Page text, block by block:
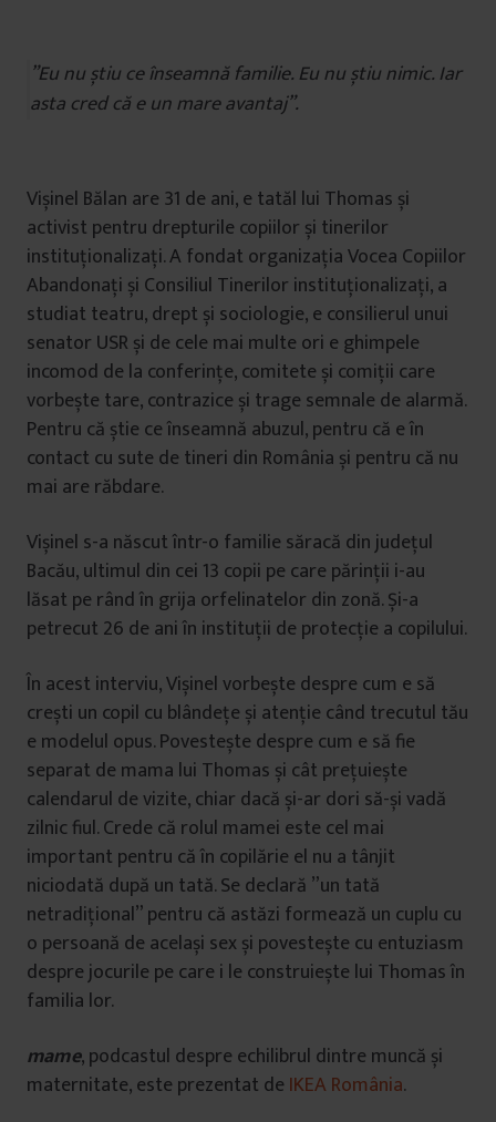
”Eu nu știu ce înseamnă familie. Eu nu știu nimic. Iar
asta cred că e un mare avantaj”.
Vișinel Bălan are 31 de ani, e tatăl lui Thomas și
activist pentru drepturile copiilor și tinerilor
instituționalizați. A fondat organizația Vocea Copiilor
Abandonați și Consiliul Tinerilor instituționalizați, a
studiat teatru, drept și sociologie, e consilierul unui
senator USR și de cele mai multe ori e ghimpele
incomod de la conferințe, comitete și comiții care
vorbește tare, contrazice și trage semnale de alarmă.
Pentru că știe ce înseamnă abuzul, pentru că e în
contact cu sute de tineri din România și pentru că nu
mai are răbdare.
Vișinel s-a născut într-o familie săracă din județul
Bacău, ultimul din cei 13 copii pe care părinții i-au
lăsat pe rând în grija orfelinatelor din zonă. Și-a
petrecut 26 de ani în instituții de protecție a copilului.
În acest interviu, Vișinel vorbește despre cum e să
crești un copil cu blândețe și atenție când trecutul tău
e modelul opus. Povestește despre cum e să fie
separat de mama lui Thomas și cât prețuiește
calendarul de vizite, chiar dacă și-ar dori să-și vadă
zilnic fiul. Crede că rolul mamei este cel mai
important pentru că în copilărie el nu a tânjit
niciodată după un tată. Se declară ”un tată
netradițional” pentru că astăzi formează un cuplu cu
o persoană de același sex și povestește cu entuziasm
despre jocurile pe care i le construiește lui Thomas în
familia lor.
mame, podcastul despre echilibrul dintre muncă și
maternitate, este prezentat de IKEA România.